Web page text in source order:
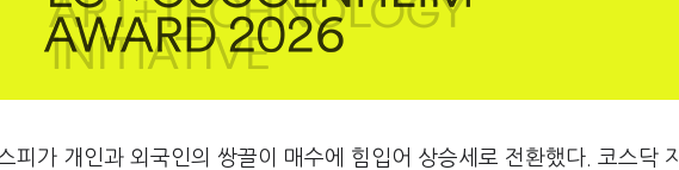
피가 개인과 외국인의 쌍끌이 매수에 힘입어 상승세로 전환했다. 코스닥